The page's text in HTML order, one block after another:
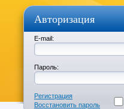
Авторизация
E-mail:
Пароль:
Регистрация
Восстановить пароль